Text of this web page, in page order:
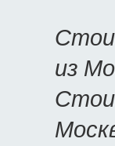
из